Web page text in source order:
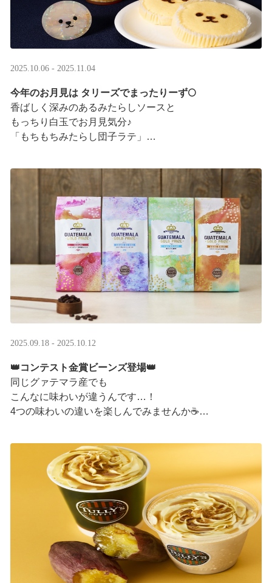
2025.10.06 - 2025.11.04
今年のお月見は タリーズでまったりーず🌕
香ばしく深みのあるみたらしソースと
もっちり白玉でお月見気分♪
「もちもちみたらし団子ラテ」
お月様をモチーフにした
まんまるベアフルも皆様のご来店をお待ちしていま ···
2025.09.18 - 2025.10.12
👑コンテスト金賞ビーンズ登場👑
同じグァテマラ産でも
こんなに味わいが違うんです…！
4つの味わいの違いを楽しんでみませんか☕
グァテマラコーヒー体験イベントも実施中▼